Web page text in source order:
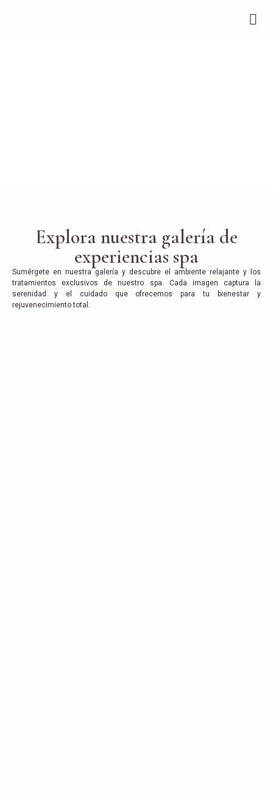
Explora nuestra galería de
experiencias spa
Sumérgete en nuestra galería y descubre el ambiente relajante y los
tratamientos exclusivos de nuestro spa. Cada imagen captura la
serenidad y el cuidado que ofrecemos para tu bienestar y
rejuvenecimiento total.